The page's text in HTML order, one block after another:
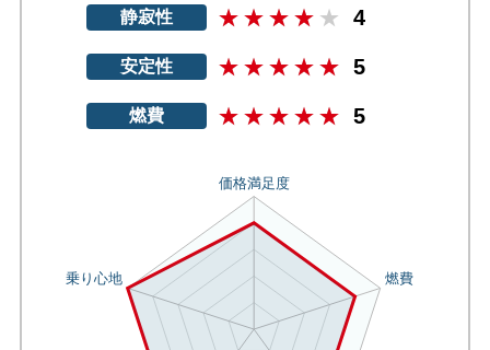
静寂性 4
安定性 5
燃費 5